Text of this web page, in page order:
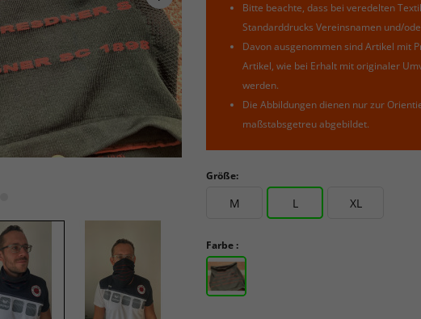
Bitte beachte, dass bei veredelten
Standarddrucks Vereinsnamen und/
Davon ausgenommen sind Artikel mit
Artikel, wie bei Erhalt mit originaler
werden.
Die Abbildungen dienen nur zur
maßstabsgetreu abgebildet.
Größe:
M L XL
Farbe :